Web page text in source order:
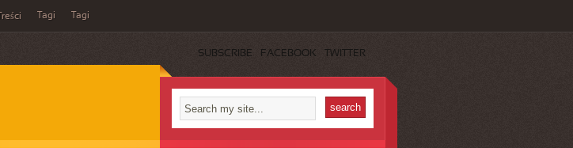
Tagi Tagi
SUBSCRIBE FACEBOOK TWITTER